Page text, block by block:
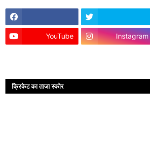
YouTube Instagram
क्रिकेट का ताजा स्कोर